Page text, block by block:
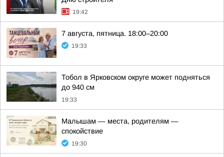
19:42
7 августа, пятница. 18:00–20:00
19:33
Тобол в Ярковском округе может подняться
до 940 см
19:33
Малышам — места, родителям —
спокойствие
19:30